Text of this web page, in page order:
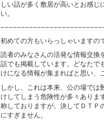
しい話が多く敷居が高いとお感じ
い。
初めての方もいらっしゃいますの
読者のみなさんの活発な情報交換
話でも掲載しています。どなたで
けになる情報が集まればと思い、
しかし、これは本来、公の場では
けしてしまう危険性が多々ありま
称しておりますが、決してＤＴＰ
にすぎません。